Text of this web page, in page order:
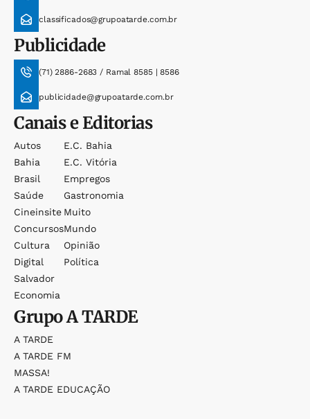
classificados@grupoatarde.com.br
Publicidade
(71) 2886-2683 / Ramal 8585 | 8586
publicidade@grupoatarde.com.br
Canais e Editorias
Autos
Bahia
Brasil
Saúde
Cineinsite
Concursos
Cultura
Digital
Salvador
Economia
E.c. Bahia
E.c. Vitória
Empregos
Gastronomia
Muito
Mundo
Opinião
Política
GrupoA TARDE
A TARDE
A TARDE FM
MASSA!
A TARDE EDUCAÇÃO